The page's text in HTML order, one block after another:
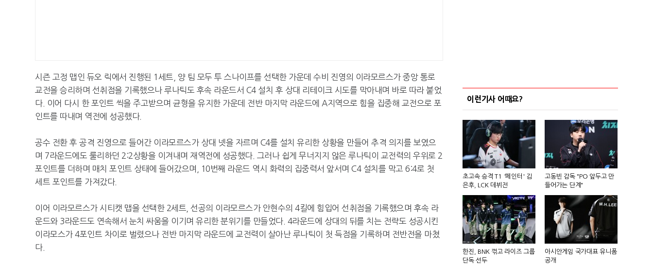
시즌 고정 맵인 듀오 릭에서 진행된 1세트, 양 팀 모두 투 스나이프를 선택한 가운데 수비 진영의 이라모르스가 중앙 통로
교전을 승리하며 선취점을 기록했으나 루나틱도 후속 라운드서 C4 설치 후 상대 리테이크 시도를 막아내며 바로 따라 붙었
다. 이어 다시 한 포인트 씩을 주고받으며 균형을 유지한 가운데 전반 마지막 라운드에 A지역으로 힘을 집중해 교전으로 포
인트를 따내며 역전에 성공했다.
공수 전환 후 공격 진영으로 들어간 이라모르스가 상대 넷을 자르며 C4를 설치 유리한 상황을 만들어 추격 의지를 보였으
며 7라운드에도 룰리하던 2:2상황을 이겨내며 재역전에 성공했다. 그러나 쉽게 무너지지 않은 루나틱이 교전력의 우위로 2
포인트를 더하며 매치 포인트 상태에 들어갔으며, 10번째 라운드 역시 화력의 집중력서 앞서며 C4 설치를 막고 6:4로 첫
세트 포인트를 가져갔다.
이어 이라모르스가 시티캣 맵을 선택한 2세트, 선공의 이라모르스가 안현수의 4킬에 힘입어 선취점을 기록했으며 후속 라
운드와 3라운드도 연속해서 눈치 싸움을 이기며 유리한 분위기를 만들었다. 4라운드에 상대의 뒤를 치는 전략도 성공시킨
이라모스가 4포인트 차이로 벌렸으나 전반 마지막 라운드에 교전력이 살아난 루나틱이 첫 득점을 기록하며 전반전을 마쳤
다.
이런기사 어때요?
초고속 승격 T1 '페인터' 김
은후, LCK 데뷔전
고동빈 감독 "PO 앞두고 만
들어가는 단계"
한진, BNK 꺾고 라이즈 그룹
단독 선두
아시안게임 국가대표 유니폼
공개